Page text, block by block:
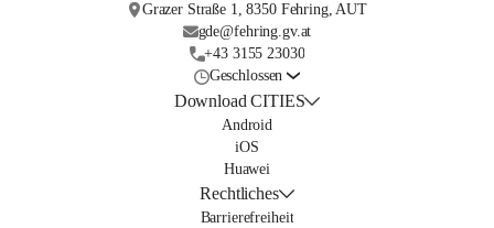
Grazer Straße 1, 8350 Fehring, AUT
gde@fehring.gv.at
+43 3155 23030
Geschlossen
Download CITIES
Android
iOS
Huawei
Rechtliches
Barrierefreiheit